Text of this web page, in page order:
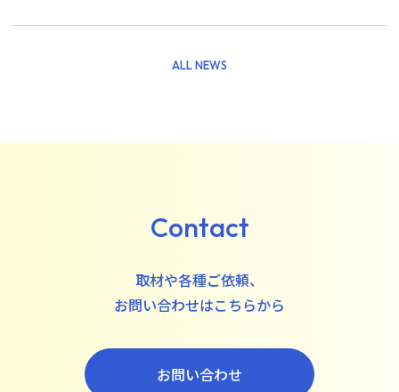
ALL NEWS
Contact
取材や各種ご依頼、
お問い合わせはこちらから
お問い合わせ